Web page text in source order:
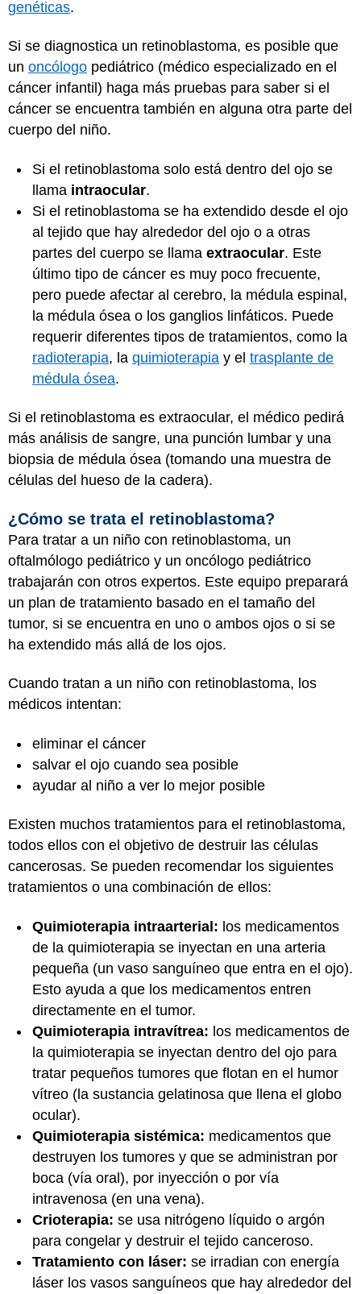
genéticas.
Si se diagnostica un retinoblastoma, es posible que
un oncólogo pediátrico (médico especializado en el
cáncer infantil) haga más pruebas para saber si el
cáncer se encuentra también en alguna otra parte del
cuerpo del niño.
Si el retinoblastoma solo está dentro del ojo se
llama intraocular.
Si el retinoblastoma se ha extendido desde el ojo
al tejido que hay alrededor del ojo o a otras
partes del cuerpo se llama extraocular. Este
último tipo de cáncer es muy poco frecuente,
pero puede afectar al cerebro, la médula espinal,
la médula ósea o los ganglios linfáticos. Puede
requerir diferentes tipos de tratamientos, como la
radioterapia, la quimioterapia y el trasplante de
médula ósea.
Si el retinoblastoma es extraocular, el médico pedirá
más análisis de sangre, una punción lumbar y una
biopsia de médula ósea (tomando una muestra de
células del hueso de la cadera).
¿Cómo se trata el retinoblastoma?
Para tratar a un niño con retinoblastoma, un
oftalmólogo pediátrico y un oncólogo pediátrico
trabajarán con otros expertos. Este equipo preparará
un plan de tratamiento basado en el tamaño del
tumor, si se encuentra en uno o ambos ojos o si se
ha extendido más allá de los ojos.
Cuando tratan a un niño con retinoblastoma, los
médicos intentan:
eliminar el cáncer
salvar el ojo cuando sea posible
ayudar al niño a ver lo mejor posible
Existen muchos tratamientos para el retinoblastoma,
todos ellos con el objetivo de destruir las células
cancerosas. Se pueden recomendar los siguientes
tratamientos o una combinación de ellos:
Quimioterapia intraarterial: los medicamentos
de la quimioterapia se inyectan en una arteria
pequeña (un vaso sanguíneo que entra en el ojo).
Esto ayuda a que los medicamentos entren
directamente en el tumor.
Quimioterapia intravítrea: los medicamentos de
la quimioterapia se inyectan dentro del ojo para
tratar pequeños tumores que flotan en el humor
vítreo (la sustancia gelatinosa que llena el globo
ocular).
Quimioterapia sistémica: medicamentos que
destruyen los tumores y que se administran por
boca (vía oral), por inyección o por vía
intravenosa (en una vena).
Crioterapia: se usa nitrógeno líquido o argón
para congelar y destruir el tejido canceroso.
Tratamiento con láser: se irradian con energía
láser los vasos sanguíneos que hay alrededor del